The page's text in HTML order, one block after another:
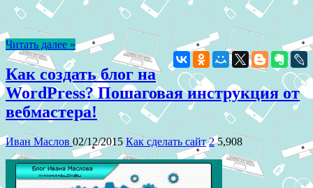
Читать далее »
Как создать блог на
WordPress? Пошаговая инструкция от
вебмастера!
Иван Маслов 02/12/2015 Как сделать сайт 2 5,908